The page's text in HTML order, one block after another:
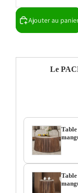
Ajouter au
Le
Table
Table